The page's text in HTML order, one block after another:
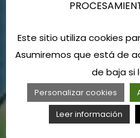
Este sitio utiliza cookies
Asumiremos que está de
de baja si
Personalizar cookies
Leer información